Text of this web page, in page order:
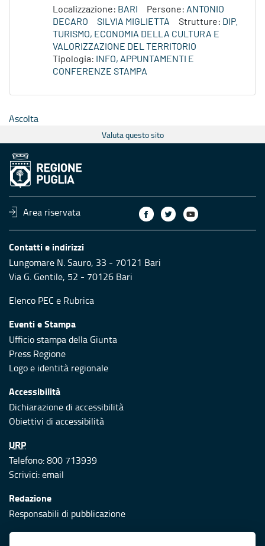
Localizzazione: BARI Persone: ANTONIO
DECARO
SILVIA MIGLIETTA Strutture: DIP.
TURISMO, ECONOMIA DELLA CULTURA E
VALORIZZAZIONE DEL TERRITORIO
Tipologia:
INFO, APPUNTAMENTI E
CONFERENZE STAMPA
Ascolta
Valuta questo sito
Area riservata
Contatti e indirizzi
Lungomare N. Sauro, 33 - 70121 Bari
Via G. Gentile, 52 - 70126 Bari
Elenco PEC e Rubrica
Eventi e Stampa
Ufficio stampa della Giunta
Press Regione
Logo e identità regionale
Accessibilità
Dichiarazione di accessibilità
Obiettivi di accessibilità
URP
Telefono: 800 713939
Scrivici:email
Redazione
Responsabili di pubblicazione
Protezione civile